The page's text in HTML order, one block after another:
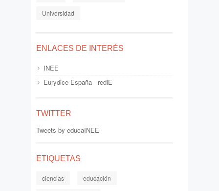
Universidad
ENLACES DE INTERÉS
INEE
Eurydice España - rediE
TWITTER
Tweets by educaINEE
ETIQUETAS
ciencias educación